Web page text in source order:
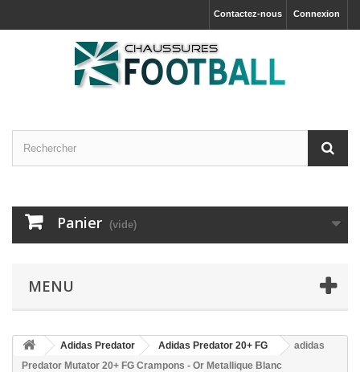
Connexion
Contactez-nous
Panier (vide)
MENU
Adidas Predator Adidas Predator 20+ FG
adidas
Predator Mutator 20+ FG Crampons - Or Metallique Blanc